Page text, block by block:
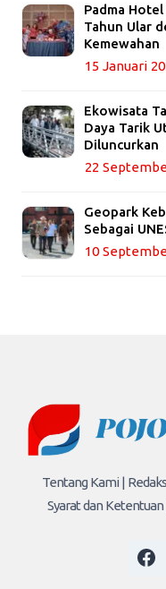
Padma
Tahun Ular
Kemewahan
15 Januari
Ekowisata
Daya Tarik
Diluncurkan
22
Geopark
Sebagai
10
Tentang Kami |
Syarat dan Ketentuan